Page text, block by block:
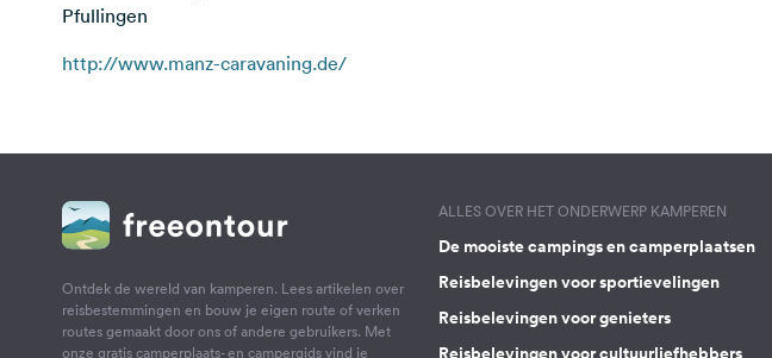
Pfullingen
http://www.manz-caravaning.de/
Ontdek de wereld van kamperen. Lees artikelen over
reisbestemmingen en bouw je eigen route of verken
routes gemaakt door ons of andere gebruikers. Met
onze gratis camperplaats- en campergids vind je
ALLES OVER HET ONDERWERP KAMPEREN
De mooiste campings en camperplaatsen
Reisbelevingen voor sportievelingen
Reisbelevingen voor genieters